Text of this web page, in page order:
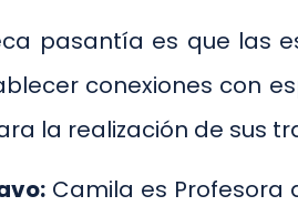
pasantía es que las
conexiones con
la realización de sus
Camila es Profesora